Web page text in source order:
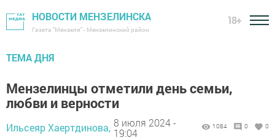
НОВОСТИ МЕНЗЕЛИНСКА
Газета "Мензеля" - Мензелинский район
18+
ТЕМА ДНЯ
Мензелинцы отметили день семьи,
любви и верности
Ильсеяр Хаертдинова, 8 июля 2024 -
19:04
1084 0 0